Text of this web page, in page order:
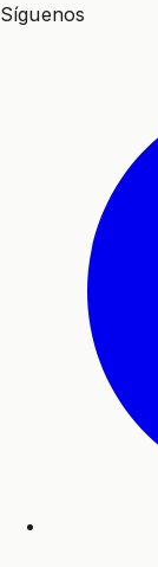
Síguenos